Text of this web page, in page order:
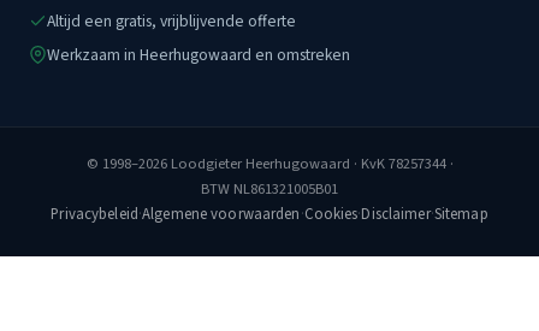
Altijd een gratis, vrijblijvende offerte
Werkzaam in Heerhugowaard en omstreken
© 1998–2026 Loodgieter Heerhugowaard · KvK 78257344 ·
BTW NL861321005B01
Privacybeleid·Algemene voorwaarden·Cookies·Disclaimer·Sitemap